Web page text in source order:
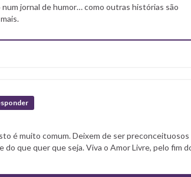
jornal de humor… como outras histórias são
é muito comum. Deixem de ser preconceituosos
que quer que seja. Viva o Amor Livre, pelo fim